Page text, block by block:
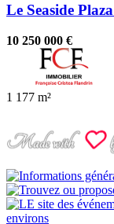
Le Seaside
10 250 000 €
1 177 m²